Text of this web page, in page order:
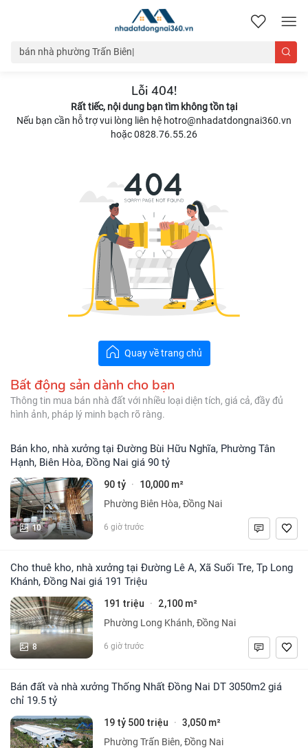
nhadatdongnai360.vn
Lỗi 404!
Rất tiếc, nội dung bạn tìm không tồn tại
Nếu bạn cần hỗ trợ vui lòng liên hệ hotro@nhadatdongnai360.vn
hoặc 0828.76.55.26
Quay về trang chủ
Bất động sản dành cho bạn
Thông tin mua bán nhà đất với nhiều loại diện tích, giá cả, đầy đủ
hình ảnh, pháp lý minh bạch rõ ràng.
Bán kho, nhà xưởng tại Đường Bùi Hữu Nghĩa, Phường Tân
Hạnh, Biên Hòa, Đồng Nai giá 90 tỷ
10
90 tỷ · 10,000 m²
Phường Biên Hòa, Đồng Nai
6 giờ trước
Cho thuê kho, nhà xưởng tại Đường Lê A, Xã Suối Tre, Tp Long
Khánh, Đồng Nai giá 191 Triệu
8
191 triệu · 2,100 m²
Phường Long Khánh, Đồng Nai
6 giờ trước
Bán đất và nhà xưởng Thống Nhất Đồng Nai DT 3050m2 giá
chỉ 19.5 tỷ
19 tỷ 500 triệu · 3,050 m²
Phường Trấn Biên, Đồng Nai